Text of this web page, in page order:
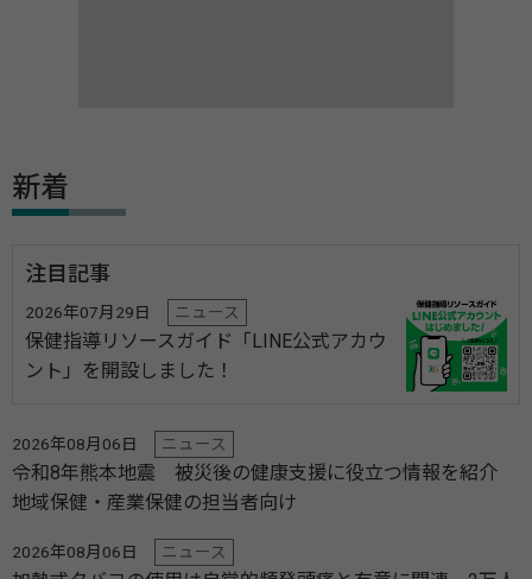
新着
注目記事
2026年07月29日 ニュース
保健指導リソースガイド「LINE公式アカウ
ント」を開設しました！
2026年08月06日 ニュース
令和8年熊本地震 被災後の健康支援に役立つ情報を紹介
地域保健・産業保健の担当者向け
2026年08月06日 ニュース